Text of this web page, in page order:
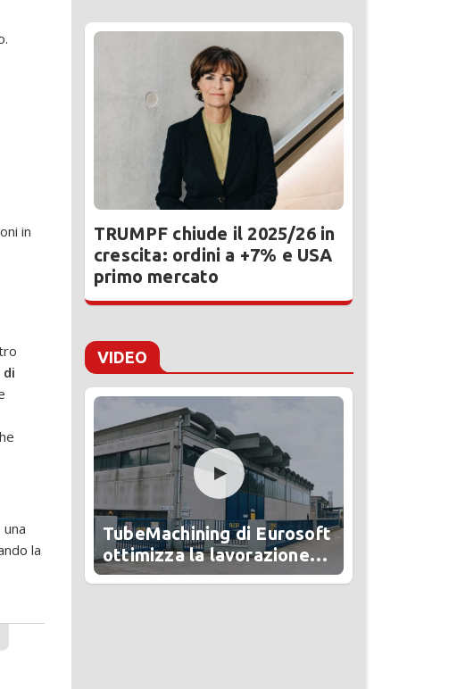
in
la
TRUMPF chiude il 2025/26 in
crescita: ordini a +7% e USA
primo mercato
VIDEO
TubeMachining di Eurosoft
ottimizza la lavorazione
del tubo in Alesa